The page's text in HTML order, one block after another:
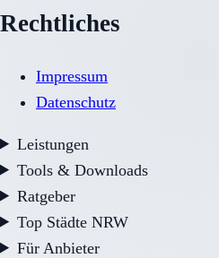
Rechtliches
Impressum
Datenschutz
Leistungen
Tools & Downloads
Ratgeber
Top Städte NRW
Für Anbieter